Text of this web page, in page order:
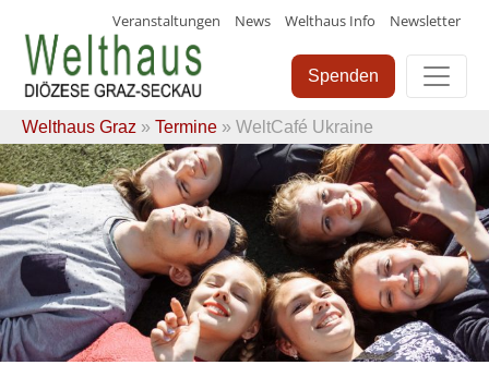
Skip
content
Veranstaltungen News Welthaus Info Newsletter
Spenden
Welthaus Graz » Termine » WeltCafé Ukraine